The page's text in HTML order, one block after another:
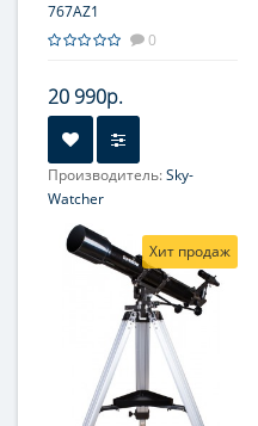
767AZ1
0
20 990р.
Производитель:Sky-
Watcher
Увеличение, крат:
Диаметр главного зеркала
(апертура), мм:
Фокусное расстояние, мм:
Максимальное полезное
Хит продаж